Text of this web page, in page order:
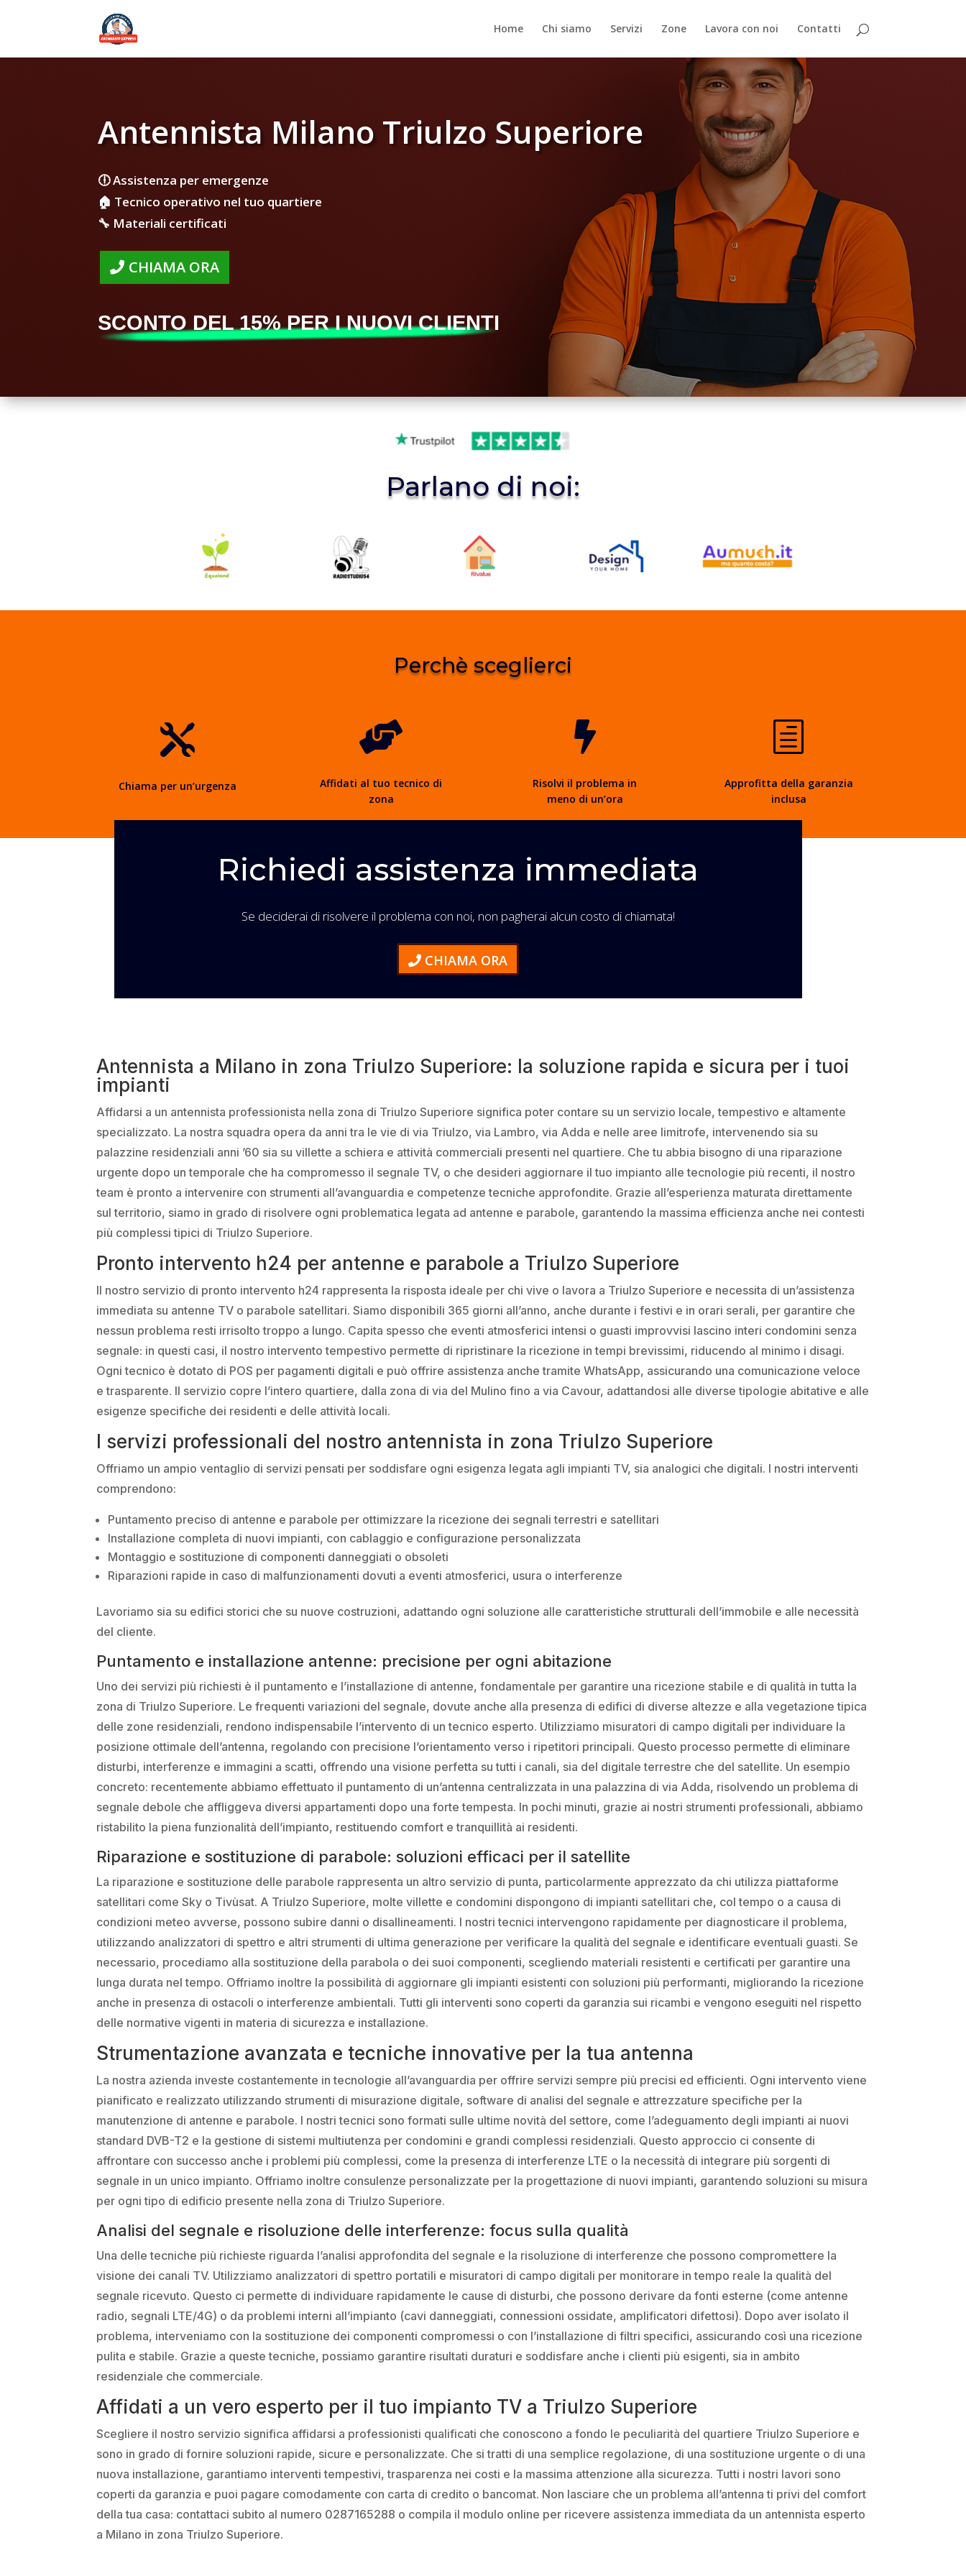
Home Chi siamo Servizi Zone Lavora con noi Contatti
Antennista Milano Triulzo Superiore
🕕 Assistenza per emergenze
🏠 Tecnico operativo nel tuo quartiere
🔧 Materiali certificati
CHIAMA ORA
SCONTO DEL 15% PER I NUOVI CLIENTI
Parlano di noi:
Perchè sceglierci

Chiama per un’urgenza

Affidati al tuo tecnico di
zona

Risolvi il problema in
meno di un’ora
h
Approfitta della garanzia
inclusa
Richiedi assistenza immediata
Se deciderai di risolvere il problema con noi, non pagherai alcun costo di chiamata!
CHIAMA ORA
Antennista a Milano in zona Triulzo Superiore: la soluzione rapida e sicura per i tuoi
impianti
Affidarsi a un antennista professionista nella zona di Triulzo Superiore significa poter contare su un servizio locale, tempestivo e altamente
specializzato. La nostra squadra opera da anni tra le vie di via Triulzo, via Lambro, via Adda e nelle aree limitrofe, intervenendo sia su
palazzine residenziali anni ’60 sia su villette a schiera e attività commerciali presenti nel quartiere. Che tu abbia bisogno di una riparazione
urgente dopo un temporale che ha compromesso il segnale TV, o che desideri aggiornare il tuo impianto alle tecnologie più recenti, il nostro
team è pronto a intervenire con strumenti all’avanguardia e competenze tecniche approfondite. Grazie all’esperienza maturata direttamente
sul territorio, siamo in grado di risolvere ogni problematica legata ad antenne e parabole, garantendo la massima efficienza anche nei contesti
più complessi tipici di Triulzo Superiore.
Pronto intervento h24 per antenne e parabole a Triulzo Superiore
Il nostro servizio di pronto intervento h24 rappresenta la risposta ideale per chi vive o lavora a Triulzo Superiore e necessita di un’assistenza
immediata su antenne TV o parabole satellitari. Siamo disponibili 365 giorni all’anno, anche durante i festivi e in orari serali, per garantire che
nessun problema resti irrisolto troppo a lungo. Capita spesso che eventi atmosferici intensi o guasti improvvisi lascino interi condomini senza
segnale: in questi casi, il nostro intervento tempestivo permette di ripristinare la ricezione in tempi brevissimi, riducendo al minimo i disagi.
Ogni tecnico è dotato di POS per pagamenti digitali e può offrire assistenza anche tramite WhatsApp, assicurando una comunicazione veloce
e trasparente. Il servizio copre l’intero quartiere, dalla zona di via del Mulino fino a via Cavour, adattandosi alle diverse tipologie abitative e alle
esigenze specifiche dei residenti e delle attività locali.
I servizi professionali del nostro antennista in zona Triulzo Superiore
Offriamo un ampio ventaglio di servizi pensati per soddisfare ogni esigenza legata agli impianti TV, sia analogici che digitali. I nostri interventi
comprendono:
Puntamento preciso di antenne e parabole per ottimizzare la ricezione dei segnali terrestri e satellitari
Installazione completa di nuovi impianti, con cablaggio e configurazione personalizzata
Montaggio e sostituzione di componenti danneggiati o obsoleti
Riparazioni rapide in caso di malfunzionamenti dovuti a eventi atmosferici, usura o interferenze
Lavoriamo sia su edifici storici che su nuove costruzioni, adattando ogni soluzione alle caratteristiche strutturali dell’immobile e alle necessità
del cliente.
Puntamento e installazione antenne: precisione per ogni abitazione
Uno dei servizi più richiesti è il puntamento e l’installazione di antenne, fondamentale per garantire una ricezione stabile e di qualità in tutta la
zona di Triulzo Superiore. Le frequenti variazioni del segnale, dovute anche alla presenza di edifici di diverse altezze e alla vegetazione tipica
delle zone residenziali, rendono indispensabile l’intervento di un tecnico esperto. Utilizziamo misuratori di campo digitali per individuare la
posizione ottimale dell’antenna, regolando con precisione l’orientamento verso i ripetitori principali. Questo processo permette di eliminare
disturbi, interferenze e immagini a scatti, offrendo una visione perfetta su tutti i canali, sia del digitale terrestre che del satellite. Un esempio
concreto: recentemente abbiamo effettuato il puntamento di un’antenna centralizzata in una palazzina di via Adda, risolvendo un problema di
segnale debole che affliggeva diversi appartamenti dopo una forte tempesta. In pochi minuti, grazie ai nostri strumenti professionali, abbiamo
ristabilito la piena funzionalità dell’impianto, restituendo comfort e tranquillità ai residenti.
Riparazione e sostituzione di parabole: soluzioni efficaci per il satellite
La riparazione e sostituzione delle parabole rappresenta un altro servizio di punta, particolarmente apprezzato da chi utilizza piattaforme
satellitari come Sky o Tivùsat. A Triulzo Superiore, molte villette e condomini dispongono di impianti satellitari che, col tempo o a causa di
condizioni meteo avverse, possono subire danni o disallineamenti. I nostri tecnici intervengono rapidamente per diagnosticare il problema,
utilizzando analizzatori di spettro e altri strumenti di ultima generazione per verificare la qualità del segnale e identificare eventuali guasti. Se
necessario, procediamo alla sostituzione della parabola o dei suoi componenti, scegliendo materiali resistenti e certificati per garantire una
lunga durata nel tempo. Offriamo inoltre la possibilità di aggiornare gli impianti esistenti con soluzioni più performanti, migliorando la ricezione
anche in presenza di ostacoli o interferenze ambientali. Tutti gli interventi sono coperti da garanzia sui ricambi e vengono eseguiti nel rispetto
delle normative vigenti in materia di sicurezza e installazione.
Strumentazione avanzata e tecniche innovative per la tua antenna
La nostra azienda investe costantemente in tecnologie all’avanguardia per offrire servizi sempre più precisi ed efficienti. Ogni intervento viene
pianificato e realizzato utilizzando strumenti di misurazione digitale, software di analisi del segnale e attrezzature specifiche per la
manutenzione di antenne e parabole. I nostri tecnici sono formati sulle ultime novità del settore, come l’adeguamento degli impianti ai nuovi
standard DVB-T2 e la gestione di sistemi multiutenza per condomini e grandi complessi residenziali. Questo approccio ci consente di
affrontare con successo anche i problemi più complessi, come la presenza di interferenze LTE o la necessità di integrare più sorgenti di
segnale in un unico impianto. Offriamo inoltre consulenze personalizzate per la progettazione di nuovi impianti, garantendo soluzioni su misura
per ogni tipo di edificio presente nella zona di Triulzo Superiore.
Analisi del segnale e risoluzione delle interferenze: focus sulla qualità
Una delle tecniche più richieste riguarda l’analisi approfondita del segnale e la risoluzione di interferenze che possono compromettere la
visione dei canali TV. Utilizziamo analizzatori di spettro portatili e misuratori di campo digitali per monitorare in tempo reale la qualità del
segnale ricevuto. Questo ci permette di individuare rapidamente le cause di disturbi, che possono derivare da fonti esterne (come antenne
radio, segnali LTE/4G) o da problemi interni all’impianto (cavi danneggiati, connessioni ossidate, amplificatori difettosi). Dopo aver isolato il
problema, interveniamo con la sostituzione dei componenti compromessi o con l’installazione di filtri specifici, assicurando così una ricezione
pulita e stabile. Grazie a queste tecniche, possiamo garantire risultati duraturi e soddisfare anche i clienti più esigenti, sia in ambito
residenziale che commerciale.
Affidati a un vero esperto per il tuo impianto TV a Triulzo Superiore
Scegliere il nostro servizio significa affidarsi a professionisti qualificati che conoscono a fondo le peculiarità del quartiere Triulzo Superiore e
sono in grado di fornire soluzioni rapide, sicure e personalizzate. Che si tratti di una semplice regolazione, di una sostituzione urgente o di una
nuova installazione, garantiamo interventi tempestivi, trasparenza nei costi e la massima attenzione alla sicurezza. Tutti i nostri lavori sono
coperti da garanzia e puoi pagare comodamente con carta di credito o bancomat. Non lasciare che un problema all’antenna ti privi del comfort
della tua casa: contattaci subito al numero 0287165288 o compila il modulo online per ricevere assistenza immediata da un antennista esperto
a Milano in zona Triulzo Superiore.